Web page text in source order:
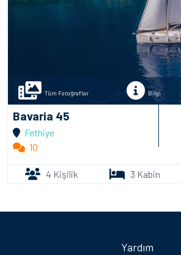
Tüm Fotoğraflar Bilgi
Bavaria 45
Fethiye
10
4 Kişilik 3 Kabin
Yardım